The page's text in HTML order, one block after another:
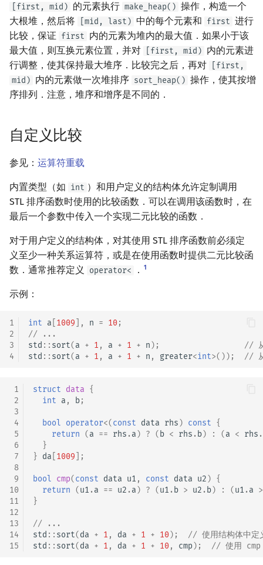
[first, mid) 的元素执行 make_heap() 操作，构造一个
大根堆，然后将
[mid, last) 中的每个元素和 first 进行
比较，保证 first 内的元素为堆内的最大值．如果小于该
最大值，则互换元素位置，并对
[first, mid) 内的元素进
行调整，使其保持最大堆序．比较完之后，再对
[first,
mid) 内的元素做一次堆排序 sort_heap() 操作，使其按增
序排列．注意，堆序和增序是不同的．
自定义比较
参见： 运算符重载
内置类型（如 int ）和用户定义的结构体允许定制调用
STL 排序函数时使用的比较函数．可以在调用该函数时，在
最后一个参数中传入一个实现二元比较的函数．
对于用户定义的结构体，对其使用 STL 排序函数前必须定
义至少一种关系运算符，或是在使用函数时提供二元比较函
数．通常推荐定义
operator< ． 1
示例：
1
2
3
4
int a 1009 ], n = 10;
// ...
std :: sort(a + 1 , a + 1 + n);
//
std :: sort(a + 1 , a + 1 + n , greater<int>()); //
1
2
3
4
5
6
7
8
9
10
11
12
13
14
15
struct data {
int a , b;
bool operator<(const data rhs) const {
return (a == rhs .a) ? ( b < rhs . b) : (a < rhs .
}
} da 1009 ];
bool cmp(const data u1 , const data u2) {
return (u1 .a == u2 .a) ? (u1 . b > u2 . b) : (u1 .a >
}
// ...
std :: sort(da + 1 , da + 1 + 10);
// 使用结构体中定
std :: sort(da + 1 , da + 1 + 10, cmp); // 使用 cmp